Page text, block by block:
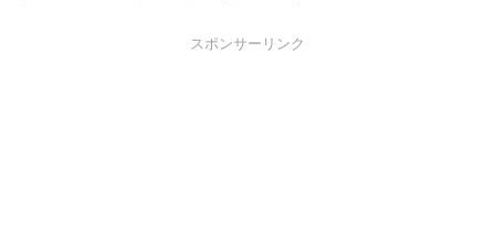
スポンサーリンク